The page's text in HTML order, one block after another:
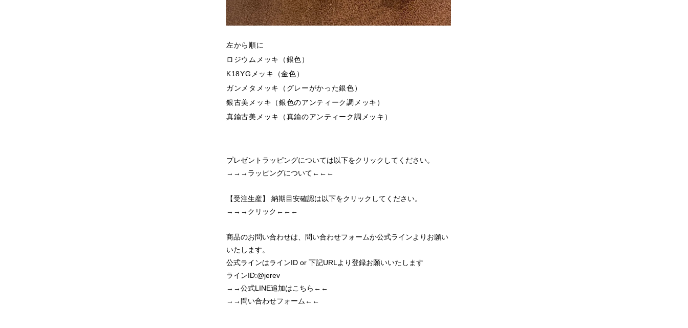
左から順に
ロジウムメッキ（銀色）
K18YGメッキ（金色）
ガンメタメッキ（グレーがかった銀色）
銀古美メッキ（銀色のアンティーク調メッキ）
真鍮古美メッキ（真鍮のアンティーク調メッキ）
プレゼントラッピングについては以下をクリックしてください。
→→→ラッピングについて←←←
【受注生産】 納期目安確認は以下をクリックしてください。
→→→クリック←←←
商品のお問い合わせは、問い合わせフォームか公式ラインよりお願い
いたします。
公式ラインはラインID or 下記URLより登録お願いいたします
ラインID:@jerev
→→公式LINE追加はこちら←←
→→問い合わせフォーム←←